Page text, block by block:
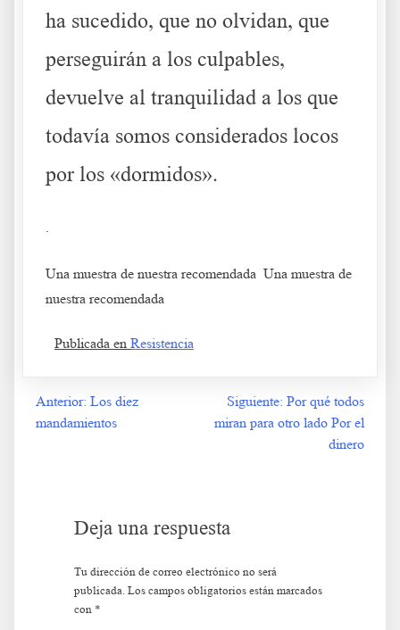
ha sucedido, que no olvidan, que
perseguirán a los culpables,
devuelve al tranquilidad a los que
todavía somos considerados locos
por los «dormidos».
Una muestra de nuestra recomendada Una muestra de
nuestra recomendada
Publicada en Resistencia
Navegación
Anterior: Los diez
mandamientos
Siguiente: Por qué todos
miran para otro lado Por el
dinero
Deja una respuesta
Tu dirección de correo electrónico no será
publicada. Los campos obligatorios están marcados
con *